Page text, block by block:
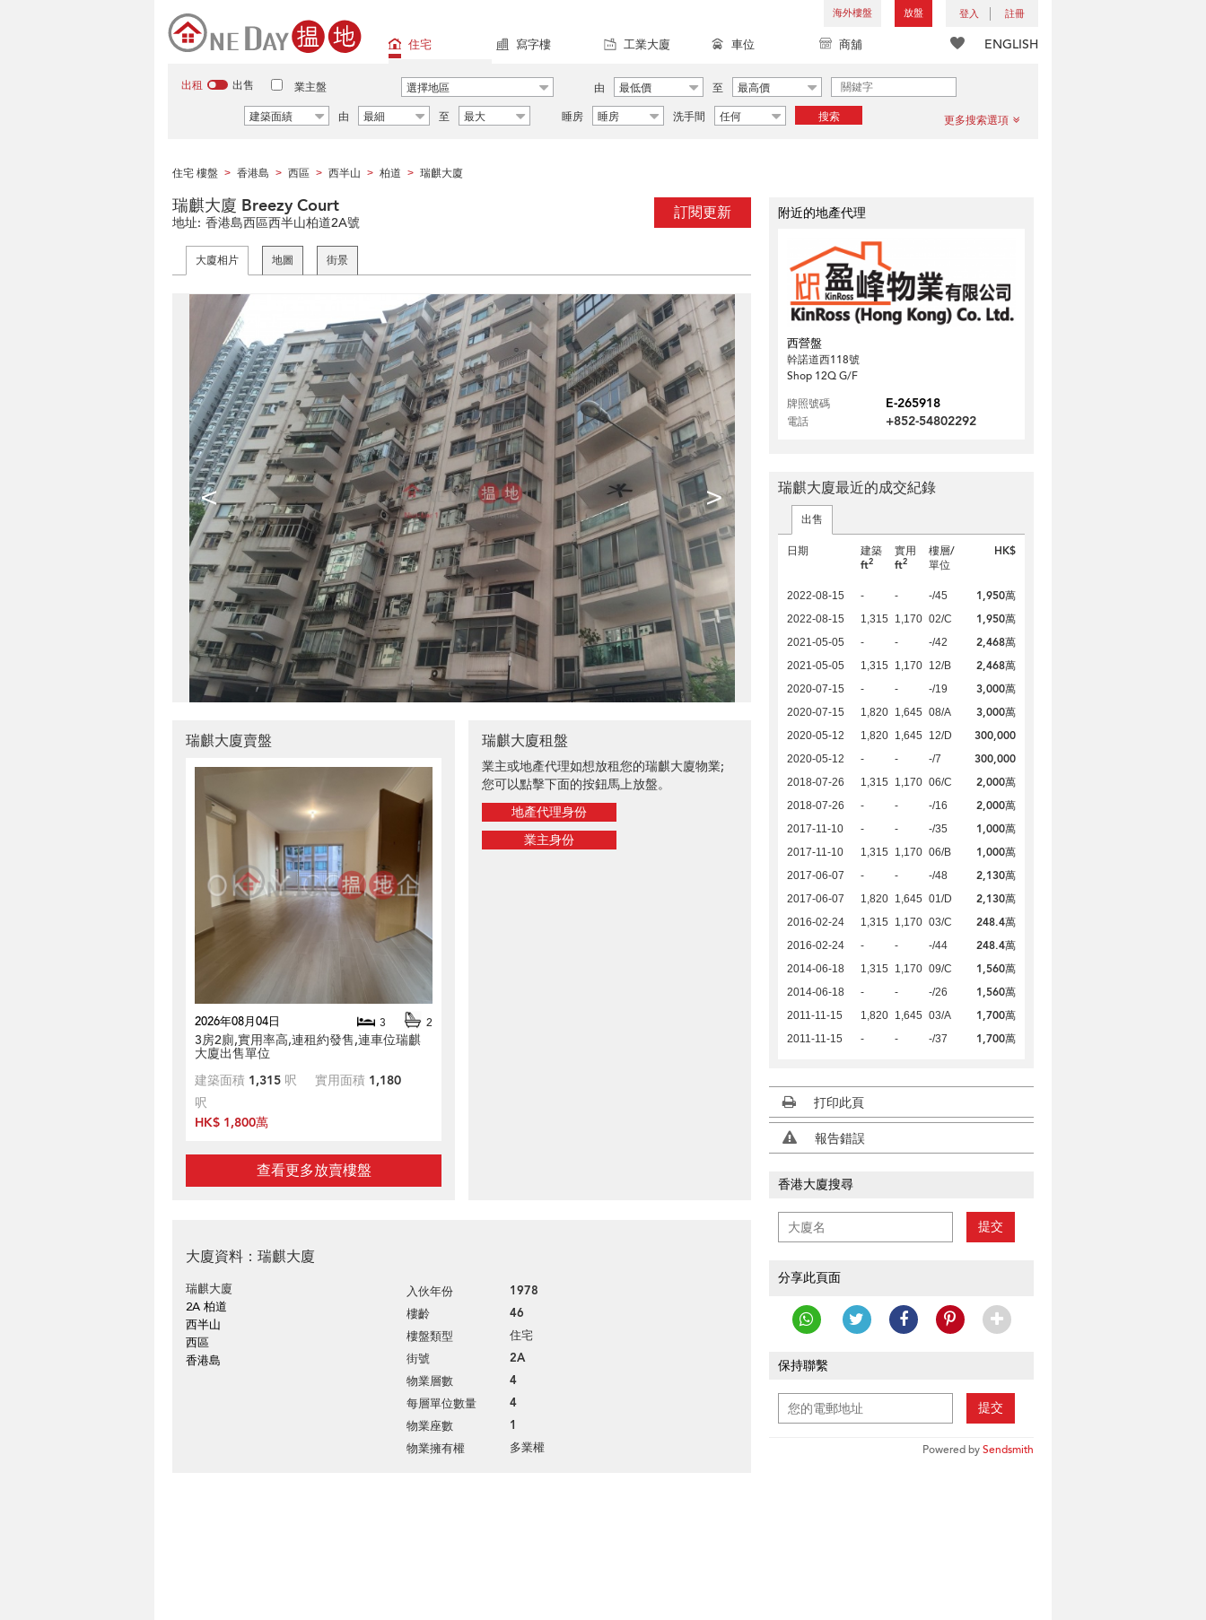
海外樓盤 放盤 登入 註冊
ENGLISH
住宅 寫字樓 工業大廈 車位 商舖
出租 出售 業主盤 選擇地區 由 最低價 至
最高價
建築面績
由 最細 至 最大 睡房 睡房 洗手間 任何 搜索 更多搜索選項
住宅 樓盤 > 香港島 > 西區 > 西半山 > 柏道 > 瑞麒大廈
訂閱更新
瑞麒大廈 Breezy Court
地址: 香港島西區西半山柏道2A號
大廈相片 地圖 街景
< >
瑞麒大廈賣盤
2026年08月04日 3 2
3房2廁,實用率高,連租約發售,連車位瑞麒
大廈出售單位
建築面積 1,315 呎 實用面積 1,180
呎
HK$ 1,800萬
查看更多放賣樓盤
瑞麒大廈租盤
業主或地產代理如想放租您的瑞麒大廈物業;
您可以點擊下面的按鈕馬上放盤。
地產代理身份
業主身份
大廈資料：瑞麒大廈
瑞麒大廈
2A 柏道
西半山
西區
香港島
入伙年份 1978
樓齡 46
樓盤類型 住宅
街號 2A
物業層數 4
每層單位數量 4
物業座數 1
物業擁有權 多業權
附近的地產代理
西營盤
幹諾道西118號
Shop 12Q G/F
牌照號碼
E-265918
電話 +852-54802292
瑞麒大廈最近的成交紀錄
出售
日期
建築
ft2
實用
ft2
樓層/
單位
HK$
2022-08-15 - - -/45 1,950萬
2022-08-15 1,315 1,170 02/C 1,950萬
2021-05-05 - - -/42 2,468萬
2021-05-05 1,315 1,170 12/B 2,468萬
2020-07-15 - - -/19 3,000萬
2020-07-15 1,820 1,645 08/A 3,000萬
2020-05-12 1,820 1,645 12/D 300,000
2020-05-12 - - -/7 300,000
2018-07-26 1,315 1,170 06/C 2,000萬
2018-07-26 - - -/16 2,000萬
2017-11-10 - - -/35 1,000萬
2017-11-10 1,315 1,170 06/B 1,000萬
2017-06-07 - - -/48 2,130萬
2017-06-07 1,820 1,645 01/D 2,130萬
2016-02-24 1,315 1,170 03/C 248.4萬
2016-02-24 - - -/44 248.4萬
2014-06-18 1,315 1,170 09/C 1,560萬
2014-06-18 - - -/26 1,560萬
2011-11-15 1,820 1,645 03/A 1,700萬
2011-11-15 - - -/37 1,700萬
打印此頁
報告錯誤
香港大廈搜尋
提交
分享此頁面
保持聯繫
提交
Powered bySendsmith